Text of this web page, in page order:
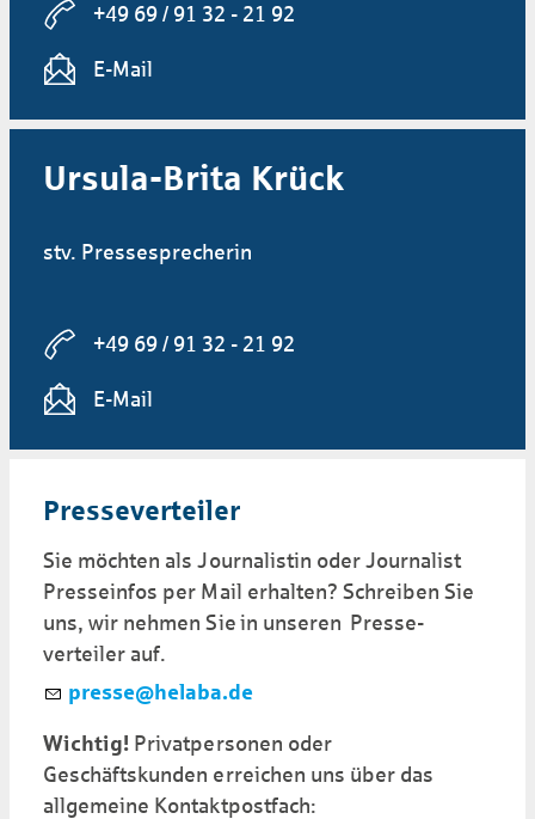
+49 69 / 91 32 - 21 92
E-Mail
Ursula-Brita Krück
stv. Pressesprecherin
+49 69 / 91 32 - 21 92
E-Mail
Presse­ver­tei­ler
Sie möchten als Journalistin oder Journalist
Presseinfos per Mail erhalten? Schreiben Sie
uns, wir nehmen Sie in unseren Presse­
verteiler auf.
pr ss h l b d
Wichtig! Privatpersonen oder
Geschäftskunden erreichen uns über das
allgemeine Kontaktpostfach: